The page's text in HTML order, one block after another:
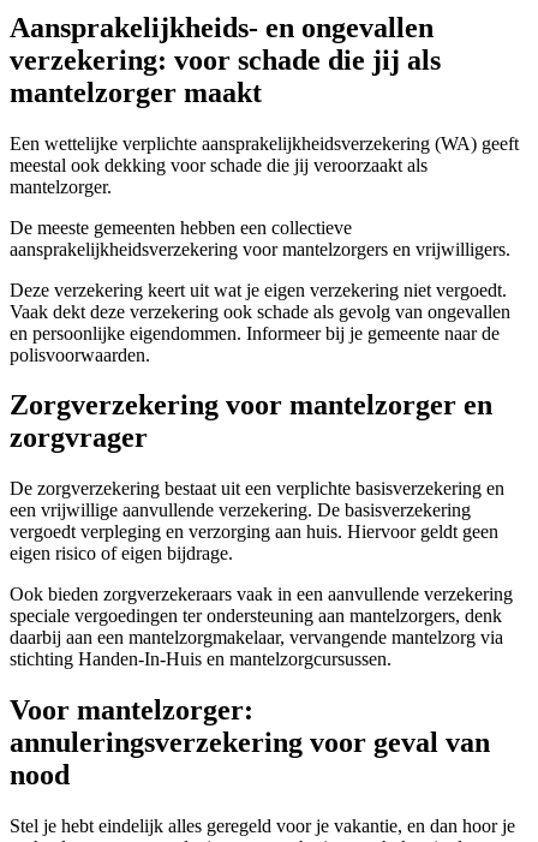
Aansprakelijkheids- en ongevallen
verzekering: voor schade die jij als
mantelzorger maakt
Een wettelijke verplichte aansprakelijkheidsverzekering (WA) geeft
meestal ook dekking voor schade die jij veroorzaakt als
mantelzorger.
De meeste gemeenten hebben een collectieve
aansprakelijkheidsverzekering voor mantelzorgers en vrijwilligers.
Deze verzekering keert uit wat je eigen verzekering niet vergoedt.
Vaak dekt deze verzekering ook schade als gevolg van ongevallen
en persoonlijke eigendommen. Informeer bij je gemeente naar de
polisvoorwaarden.
Zorgverzekering voor mantelzorger en
zorgvrager
De zorgverzekering bestaat uit een verplichte basisverzekering en
een vrijwillige aanvullende verzekering. De basisverzekering
vergoedt verpleging en verzorging aan huis. Hiervoor geldt geen
eigen risico of eigen bijdrage.
Ook bieden zorgverzekeraars vaak in een aanvullende verzekering
speciale vergoedingen ter ondersteuning aan mantelzorgers, denk
daarbij aan een mantelzorgmakelaar, vervangende mantelzorg via
stichting Handen-In-Huis en mantelzorgcursussen.
Voor mantelzorger:
annuleringsverzekering voor geval van
nood
Stel je hebt eindelijk alles geregeld voor je vakantie, en dan hoor je